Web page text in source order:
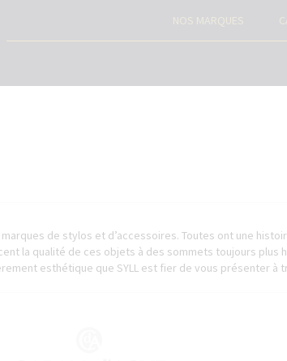
NOS MARQUES
de stylos et d’accessoires. Toutes ont une
la qualité de ces objets à des sommets toujours
esthétique que SYLL est fier de vous présenter à